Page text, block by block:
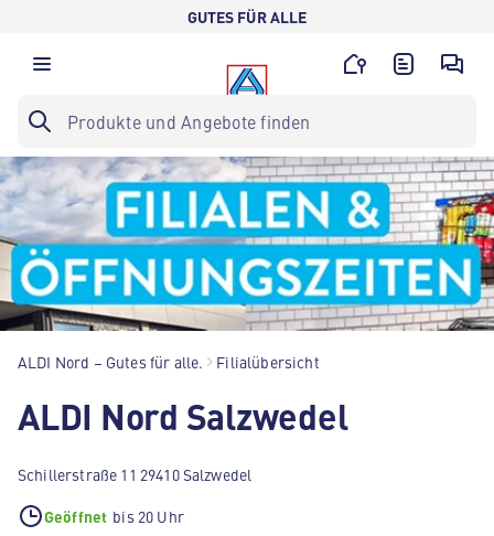
GUTES FÜR ALLE
ALDI Nord – Gutes für alle. Filialübersicht
ALDI Nord Salzwedel
Schillerstraße 11 29410 Salzwedel
Geöffnet bis 20 Uhr